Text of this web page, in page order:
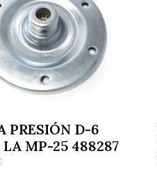
PRESIÓN D-6
LA MP-25 488287